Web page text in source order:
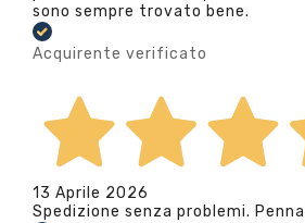
sono sempre trovato bene.
Acquirente verificato
13 Aprile 2026
Spedizione senza problemi.